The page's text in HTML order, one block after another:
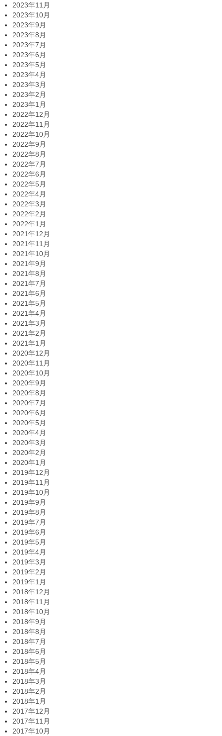
2023年11月
2023年10月
2023年9月
2023年8月
2023年7月
2023年6月
2023年5月
2023年4月
2023年3月
2023年2月
2023年1月
2022年12月
2022年11月
2022年10月
2022年9月
2022年8月
2022年7月
2022年6月
2022年5月
2022年4月
2022年3月
2022年2月
2022年1月
2021年12月
2021年11月
2021年10月
2021年9月
2021年8月
2021年7月
2021年6月
2021年5月
2021年4月
2021年3月
2021年2月
2021年1月
2020年12月
2020年11月
2020年10月
2020年9月
2020年8月
2020年7月
2020年6月
2020年5月
2020年4月
2020年3月
2020年2月
2020年1月
2019年12月
2019年11月
2019年10月
2019年9月
2019年8月
2019年7月
2019年6月
2019年5月
2019年4月
2019年3月
2019年2月
2019年1月
2018年12月
2018年11月
2018年10月
2018年9月
2018年8月
2018年7月
2018年6月
2018年5月
2018年4月
2018年3月
2018年2月
2018年1月
2017年12月
2017年11月
2017年10月